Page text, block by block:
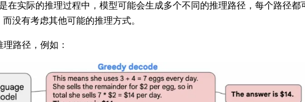
在实际的推理过程中，模型可能会生成多个不同的推理路径，每个路径都
没有考虑其他可能的推理方式。
路径，例如：